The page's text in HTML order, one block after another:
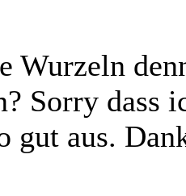
Wurzeln
Sorry dass
gut aus.